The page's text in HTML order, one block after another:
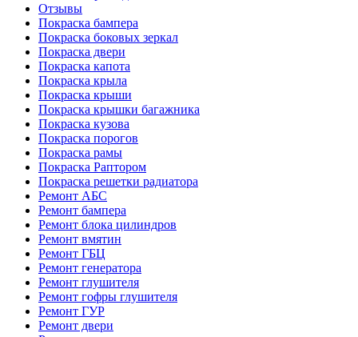
Отзывы
Покраска бампера
Покраска боковых зеркал
Покраска двери
Покраска капота
Покраска крыла
Покраска крыши
Покраска крышки багажника
Покраска кузова
Покраска порогов
Покраска рамы
Покраска Раптором
Покраска решетки радиатора
Ремонт АБС
Ремонт бампера
Ремонт блока цилиндров
Ремонт вмятин
Ремонт ГБЦ
Ремонт генератора
Ремонт глушителя
Ремонт гофры глушителя
Ремонт ГУР
Ремонт двери